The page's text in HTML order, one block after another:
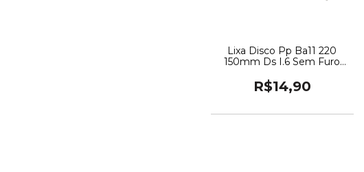
Lixa Disco Pp Ba11 220
150mm Ds I.6 Sem Furo
R$14,90